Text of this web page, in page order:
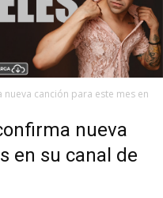
nueva canción para este mes en
nueva
en su canal de